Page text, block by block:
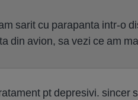
sarit cu parapanta intr-o
din avion, sa vezi ce am
pt depresivi. sincer